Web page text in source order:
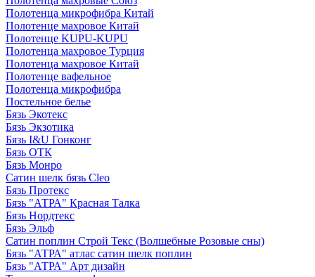
Полотенца микрофибра Китай
Полотенце махровое Китай
Полотенце KUPU-KUPU
Полотенца махровое Турция
Полотенца махровое Китай
Полотенце вафельное
Полотенца микрофибра
Постельное белье
Бязь Экотекс
Бязь Экзотика
Бязь I&U Гонконг
Бязь ОТК
Бязь Монро
Сатин шелк бязь Cleo
Бязь Протекс
Бязь "АТРА" Красная Талка
Бязь Нордтекс
Бязь Эльф
Сатин поплин Строй Текс (Волшебные Розовые сны)
Бязь "АТРА" атлас сатин шелк поплин
Бязь "АТРА" Арт дизайн